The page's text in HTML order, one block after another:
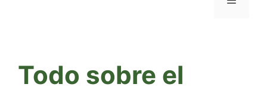
Todo sobre el